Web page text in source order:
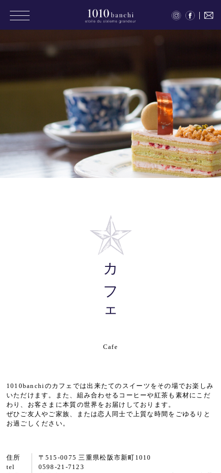
カフェ
Cafe
1010banchiのカフェでは出来たてのスイーツをその場でお楽しみ
いただけます。また、組み合わせるコーヒーや紅茶も素材にこだ
わり、お客さまに本質の世界をお届けしております。
ぜひご友人やご家族、または恋人同士で上質な時間をごゆるりと
お過ごしください。
住所
〒515-0075 三重県松阪市新町1010
tel
0598-21-7123